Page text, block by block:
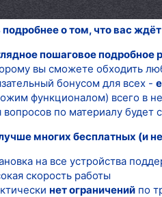
подробнее о том, что вас
пошаговое подробное
вы сможете обходить
бонусом для всех -
функционалом) всего в
вопросов по материалу будет
многих бесплатных (и
на все устройства
скорость работы
нет ограничений по